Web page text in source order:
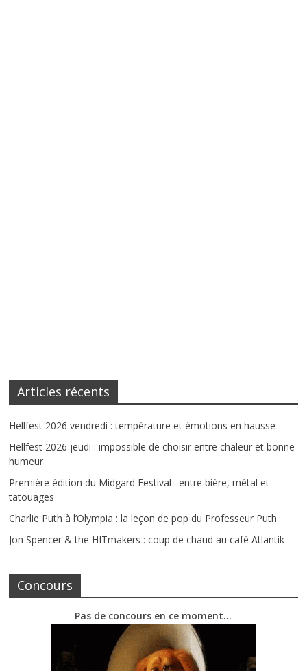
Articles récents
Hellfest 2026 vendredi : température et émotions en hausse
Hellfest 2026 jeudi : impossible de choisir entre chaleur et bonne
humeur
Première édition du Midgard Festival : entre bière, métal et
tatouages
Charlie Puth à l’Olympia : la leçon de pop du Professeur Puth
Jon Spencer & the HITmakers : coup de chaud au café Atlantik
Concours
Pas de concours en ce moment…